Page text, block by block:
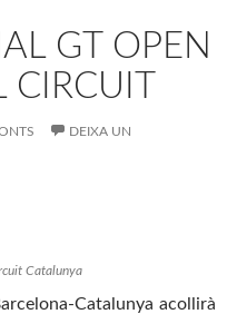
GT OPEN
CIRCUIT
DEIXA UN
Catalunya
Catalunya acollirà